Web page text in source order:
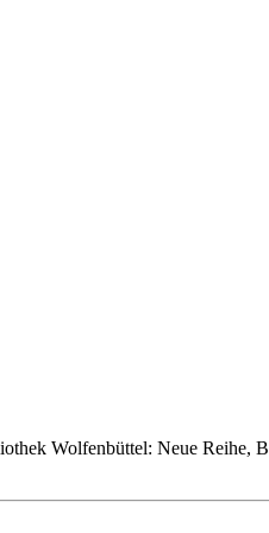
Wolfenbüttel: Neue Reihe,